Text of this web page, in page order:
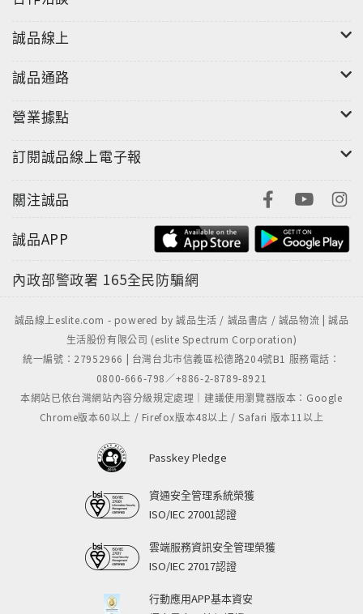
誠品線上
誠品通路
營業據點
訂閱誠品線上電子報
關注誠品
誠品APP
內政部警政署 165全民防騙網
誠品線上eslite.com - powered by 誠品生活 / 誠品書店 / 誠品物流 | 誠品
生活股份有限公司 (eslite Spectrum Corporation)
統一編號：27952966 | 台灣台北市信義區松德路204號B1 服務電話：
0800-666-798／+886-2-8789-8921
本網站已依台灣網站內容分級規定處理｜建議使用瀏覽器版本：Google
Chrome版本60以上 / Firefox版本48以上 / Safari 版本11以上
Passkey Pledge
資通安全管理系統榮獲
ISO/IEC 27001認證
雲端服務資訊安全管理榮獲
ISO/IEC 27017認證
行動應用APP基本資安